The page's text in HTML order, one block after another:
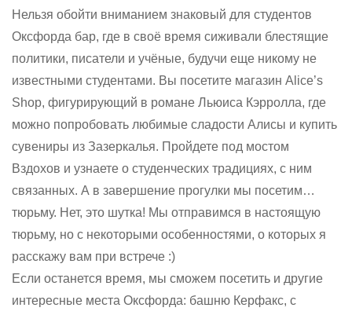
Нельзя обойти вниманием знаковый для студентов
Оксфорда бар, где в своё время сиживали блестящие
политики, писатели и учёные, будучи еще никому не
известными студентами. Вы посетите магазин Alice’s
Shop, фигурирующий в романе Льюиса Кэрролла, где
можно попробовать любимые сладости Алисы и купить
сувениры из Зазеркалья. Пройдете под мостом
Вздохов и узнаете о студенческих традициях, с ним
связанных. А в завершение прогулки мы посетим…
тюрьму. Нет, это шутка! Мы отправимся в настоящую
тюрьму, но с некоторыми особенностями, о которых я
расскажу вам при встрече :)
Если останется время, мы сможем посетить и другие
интересные места Оксфорда: башню Керфакс, с